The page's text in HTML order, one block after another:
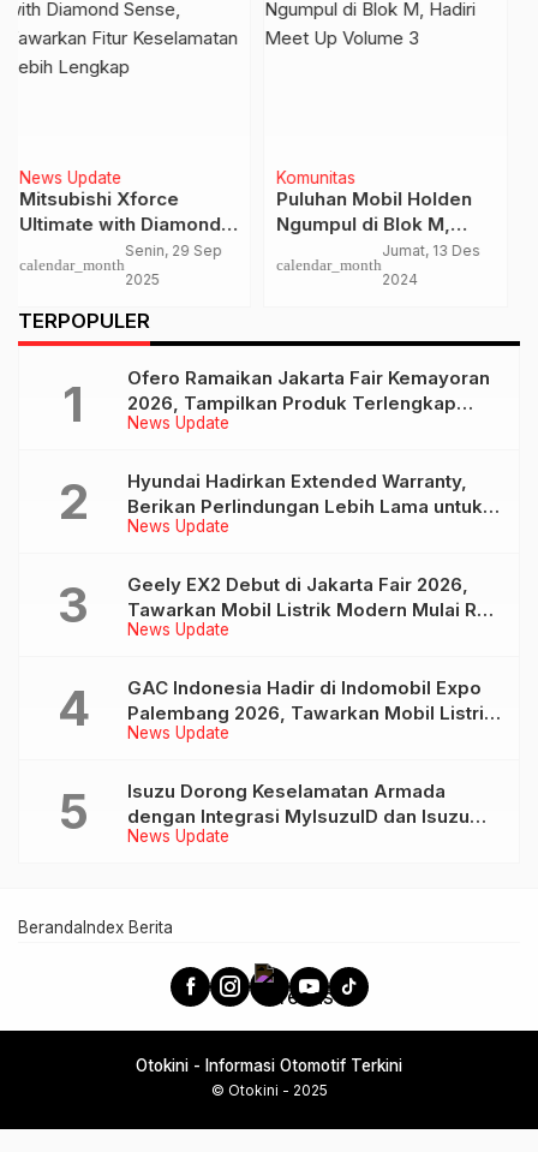
Komunitas
Puluhan Mobil Holden
Ngumpul di Blok M,
Hadiri Meet Up Volume
3
calendar_month
Jumat, 13 Des
2024
News Update
Federal Oil Gondol
Penghargaan Top Brand
Award 2024
calendar_month
Jumat, 23 Agt
2024
…
TERPOPULER
News Update
Ofero Ramaikan Jakarta Fair Kemayoran
2026, Tampilkan Produk Terlengkap
hingga Calon Model Baru
News Update
Hyundai Hadirkan Extended Warranty,
Berikan Perlindungan Lebih Lama untuk
Tiga Produk ini
News Update
Geely EX2 Debut di Jakarta Fair 2026,
Tawarkan Mobil Listrik Modern Mulai Rp
239 Jutaan
News Update
GAC Indonesia Hadir di Indomobil Expo
Palembang 2026, Tawarkan Mobil Listrik
AION UT dan AION V
News Update
Isuzu Dorong Keselamatan Armada
dengan Integrasi MyIsuzuID dan Isuzu
Link
Beranda Index Berita
Otokini - Informasi Otomotif Terkini
© Otokini - 2025